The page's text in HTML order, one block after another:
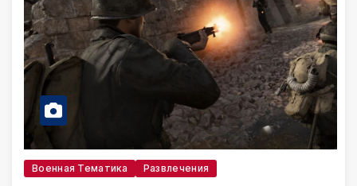
Военная Тематика Развлечения